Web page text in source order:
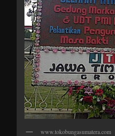
www.tokobungasumatera.com